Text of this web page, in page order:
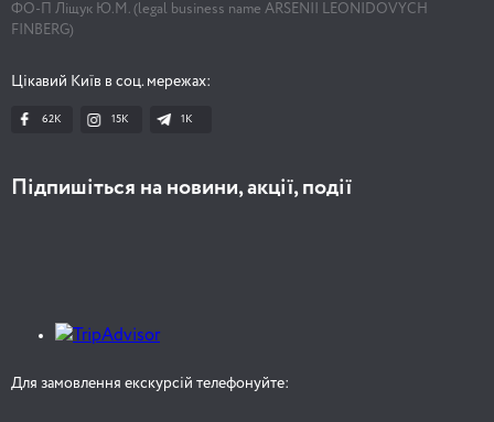
ФО-П Ліщук Ю.М. (legal business name ARSENII LEONIDOVYCH
FINBERG)
Цікавий Київ в соц. мережах:
62K 15K 1К
Підпишіться на новини, акції, події
Для замовлення екскурсій телефонуйте: